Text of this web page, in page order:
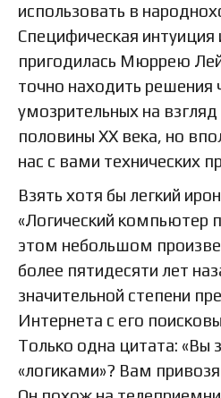
использовать в
Специфическая интуиция
пригодилась Мюррею
точно находить решения
умозрительных на
половины XX века, но
нас с вами технических
Взять хотя бы легкий
«Логический компьютер
этом небольшом
более пятидесяти лет
значительной степени
Интернета с его
Только одна цитата: «Вы
«логиками»? Вам